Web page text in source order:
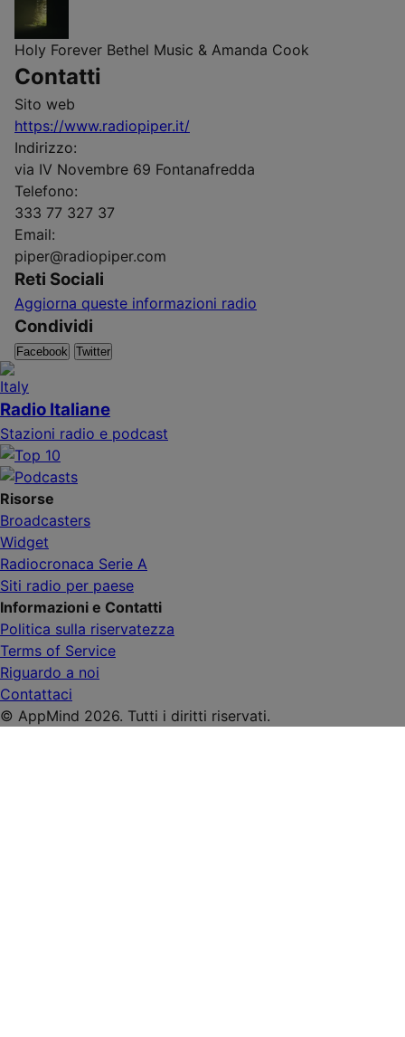
Holy Forever Bethel Music & Amanda Cook
Contatti
Sito web
https://www.radiopiper.it/
Indirizzo:
via IV Novembre 69 Fontanafredda
Telefono:
333 77 327 37
Email:
piper@radiopiper.com
Reti Sociali
Aggiorna queste informazioni radio
Condividi
Facebook Twitter
Radio Italiane
Stazioni radio e podcast
Risorse
Broadcasters
Widget
Radiocronaca Serie A
Siti radio per paese
Informazioni e Contatti
Politica sulla riservatezza
Terms of Service
Riguardo a noi
Contattaci
© AppMind 2026. Tutti i diritti riservati.